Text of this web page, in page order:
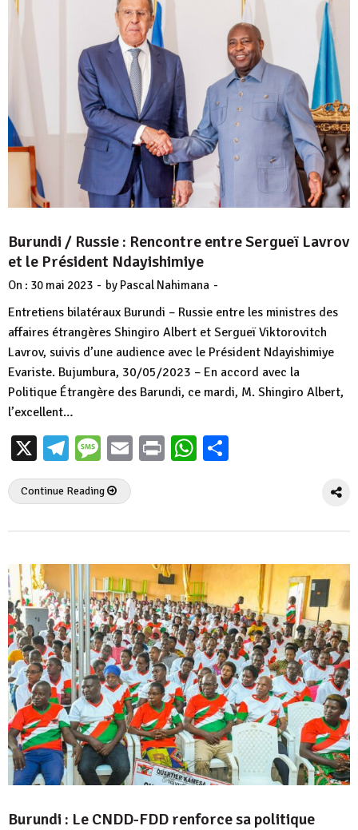
Burundi / Russie : Rencontre entre Sergueï Lavrov
et le Président Ndayishimiye
On : 30 mai 2023 - by Pascal Nahimana -
Entretiens bilatéraux Burundi – Russie entre les ministres des
affaires étrangères Shingiro Albert et Sergueï Viktorovitch
Lavrov, suivis d’une audience avec le Président Ndayishimiye
Evariste. Bujumbura, 30/05/2023 – En accord avec la
Politique Étrangère des Barundi, ce mardi, M. Shingiro Albert,
l’excellent…
X Telegram
Message
EmailPrintWhatsApp
Continue Reading
Burundi : Le CNDD-FDD renforce sa politique